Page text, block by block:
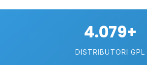
4.079+
DISTRIBUTORI GPL